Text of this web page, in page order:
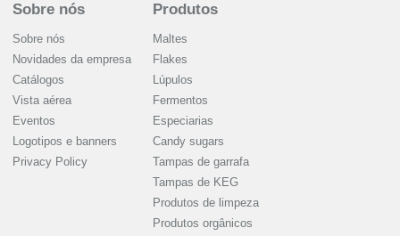
Sobre nós
Sobre nós
Novidades da empresa
Catálogos
Vista aérea
Eventos
Logotipos e banners
Privacy Policy
Produtos
Maltes
Flakes
Lúpulos
Fermentos
Especiarias
Candy sugars
Tampas de garrafa
Tampas de KEG
Produtos de limpeza
Produtos orgânicos